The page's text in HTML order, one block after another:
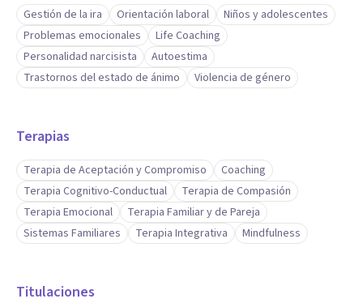
Gestión de la ira Orientación laboral
Niños y adolescentes
Problemas emocionales
Life Coaching
Personalidad narcisista
Autoestima
Trastornos del estado de ánimo
Violencia de género
Terapias
Terapia de Aceptación y Compromiso
Coaching
Terapia Cognitivo-Conductual
Terapia de Compasión
Terapia Emocional
Terapia Familiar y de Pareja
Sistemas Familiares
Terapia Integrativa Mindfulness
Titulaciones